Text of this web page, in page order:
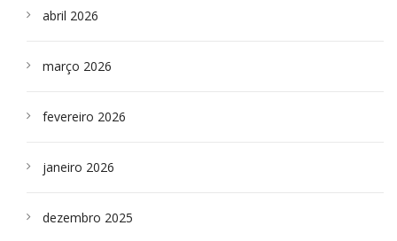
abril 2026
março 2026
fevereiro 2026
janeiro 2026
dezembro 2025